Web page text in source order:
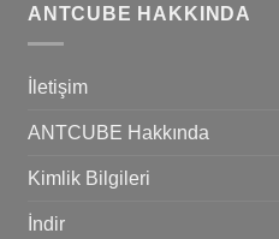
ANTCUBE HAKKINDA
İletişim
ANTCUBE Hakkında
Kimlik Bilgileri
İndir